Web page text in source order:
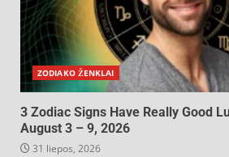
ZODIAKO ŽENKLAI
3 Zodiac Signs Have Really Good
August 3 – 9, 2026
31 liepos, 2026